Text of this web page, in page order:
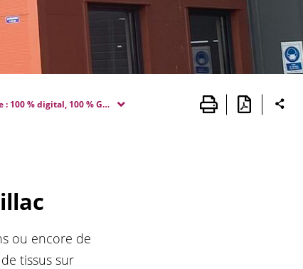
: 100 % digital, 100 % Gaillac
ou encore de
tissus sur